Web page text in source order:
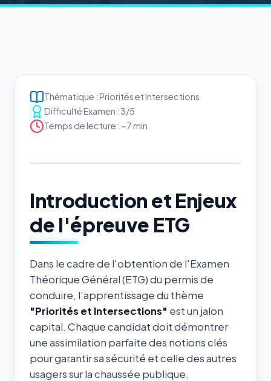
Thématique : Priorités et Intersections
Difficulté Examen : 3/5
Temps de lecture : ~7 min
Introduction et Enjeux
de l'épreuve ETG
Dans le cadre de l'obtention de l'Examen
Théorique Général (ETG) du permis de
conduire, l'apprentissage du thème
"Priorités et Intersections" est un jalon
capital. Chaque candidat doit démontrer
une assimilation parfaite des notions clés
pour garantir sa sécurité et celle des autres
usagers sur la chaussée publique.